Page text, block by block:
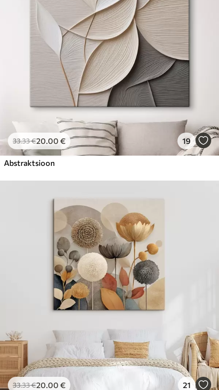
Hind Alates .00
33.33€20.00 € 19
Abstraktsioon
33.33€20.00 € 21